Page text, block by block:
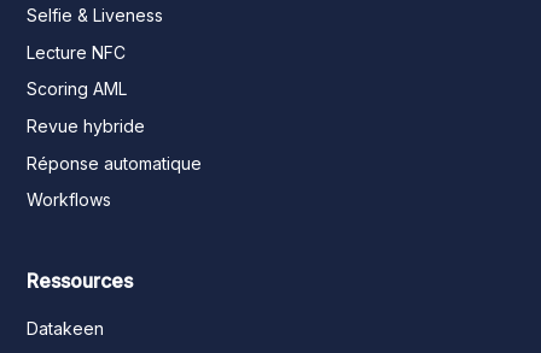
Selfie & Liveness
Lecture NFC
Scoring AML
Revue hybride
Réponse automatique
Workflows
Ressources
Datakeen